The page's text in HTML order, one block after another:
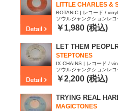
LITTLE CHARLES &
BOTANIC | レコード /
ソウルジャンクションレ
285
￥1,980 (税込)
LET THEM
STEPTONES
IX CHAINS | レコード /
ソウルジャンクションレ
277
￥2,200 (税込)
TRYING REAL
MAGICTONES